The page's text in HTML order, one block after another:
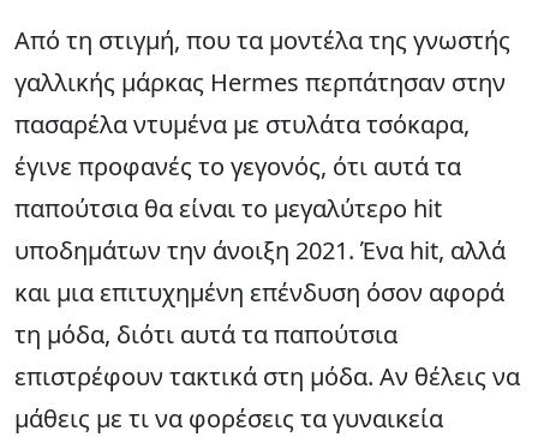
Από τη στιγμή, που τα μοντέλα της γνωστής
γαλλικής μάρκας Hermes περπάτησαν στην
πασαρέλα ντυμένα με στυλάτα τσόκαρα,
έγινε προφανές το γεγονός, ότι αυτά τα
παπούτσια θα είναι το μεγαλύτερο hit
υποδημάτων την άνοιξη 2021. Ένα hit, αλλά
και μια επιτυχημένη επένδυση όσον αφορά
τη μόδα, διότι αυτά τα παπούτσια
επιστρέφουν τακτικά στη μόδα. Αν θέλεις να
μάθεις με τι να φορέσεις τα γυναικεία